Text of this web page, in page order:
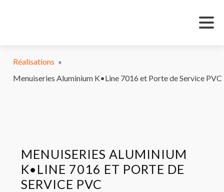
Réalisations »
Menuiseries Aluminium K•Line 7016 et Porte de Service PVC
MENUISERIES ALUMINIUM
K•LINE 7016 ET PORTE DE
SERVICE PVC